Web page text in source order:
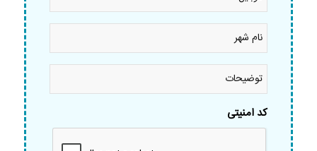
نام
شهر *
توضیحات
کد امنیتی